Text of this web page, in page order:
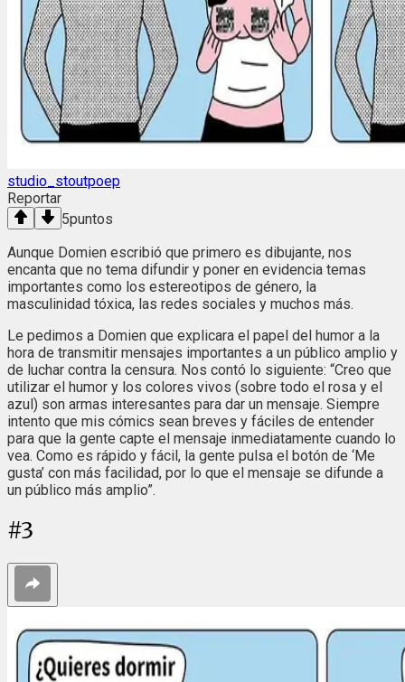
studio_stoutpoep
Reportar
5puntos
Aunque Domien escribió que primero es dibujante, nos
encanta que no tema difundir y poner en evidencia temas
importantes como los estereotipos de género, la
masculinidad tóxica, las redes sociales y muchos más.
Le pedimos a Domien que explicara el papel del humor a la
hora de transmitir mensajes importantes a un público amplio y
de luchar contra la censura. Nos contó lo siguiente: “Creo que
utilizar el humor y los colores vivos (sobre todo el rosa y el
azul) son armas interesantes para dar un mensaje. Siempre
intento que mis cómics sean breves y fáciles de entender
para que la gente capte el mensaje inmediatamente cuando lo
vea. Como es rápido y fácil, la gente pulsa el botón de ‘Me
gusta’ con más facilidad, por lo que el mensaje se difunde a
un público más amplio”.
#3